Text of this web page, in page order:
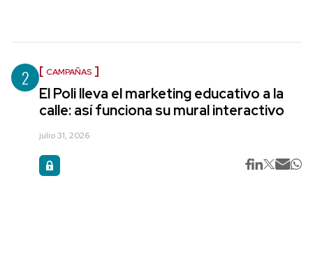
2 CAMPAÑAS
El Poli lleva el marketing educativo a la
calle: así funciona su mural interactivo
julio 31, 2026